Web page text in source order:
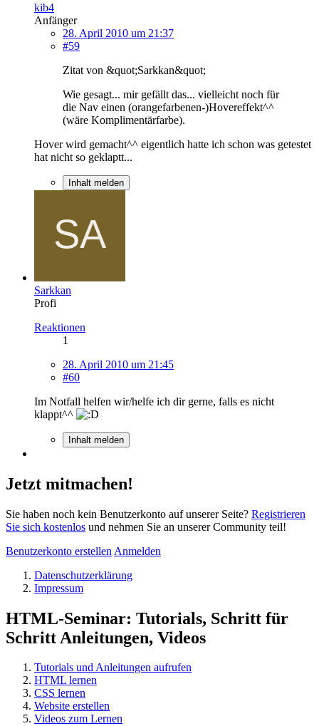
kib4
Anfänger
28. April 2010 um 21:37
#59
Zitat von &quot;Sarkkan&quot;
Wie gesagt... mir gefällt das... vielleicht noch für
die Nav einen (orangefarbenen-)Hovereffekt^^
(wäre Komplimentärfarbe).
Hover wird gemacht^^ eigentlich hatte ich schon was getestet
hat nicht so geklaptt...
Inhalt melden
Sarkkan
Profi
Reaktionen
1
28. April 2010 um 21:45
#60
Im Notfall helfen wir/helfe ich dir gerne, falls es nicht
klappt^^
Inhalt melden
Jetzt mitmachen!
Sie haben noch kein Benutzerkonto auf unserer Seite? Registrieren
Sie sich kostenlos und nehmen Sie an unserer Community teil!
Benutzerkonto erstellen Anmelden
Datenschutzerklärung
Impressum
HTML-Seminar: Tutorials, Schritt für
Schritt Anleitungen, Videos
Tutorials und Anleitungen aufrufen
HTML lernen
CSS lernen
Website erstellen
Videos zum Lernen